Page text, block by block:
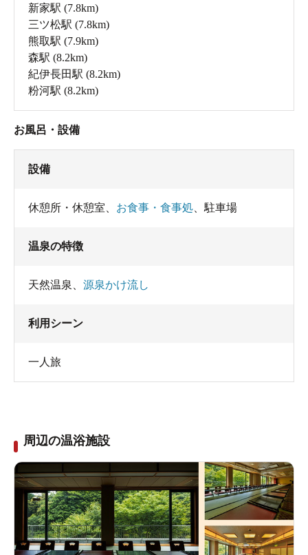
新家駅 (7.8km)
三ツ松駅 (7.8km)
熊取駅 (7.9km)
森駅 (8.2km)
紀伊長田駅 (8.2km)
粉河駅 (8.2km)
お風呂・設備
設備
休憩所・休憩室 お食事・食事処 駐車場
温泉の特徴
天然温泉 源泉かけ流し
利用シーン
一人旅
周辺の温浴施設